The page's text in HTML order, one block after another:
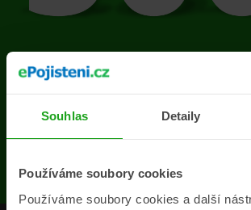
Souhlas Detaily
Používáme soubory cookies
Používáme soubory cookies a další
Na stránce se
chyba